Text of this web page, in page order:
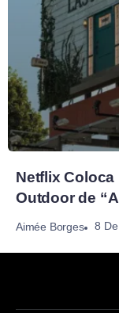
Netflix Coloca
Outdoor de
Aimée Borges 8